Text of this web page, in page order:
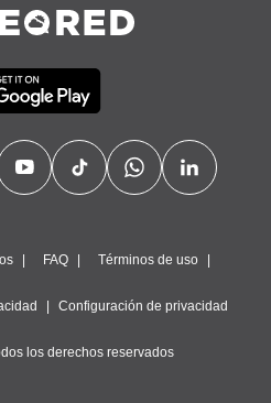
FAQ Términos de uso
Configuración de privacidad
los derechos reservados